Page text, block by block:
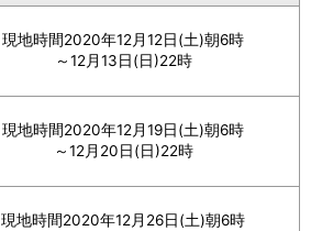
現地時間2020年12月12日(土)朝6時
～12月13日(日)22時
現地時間2020年12月19日(土)朝6時
～12月20日(日)22時
現地時間2020年12月26日(土)朝6時